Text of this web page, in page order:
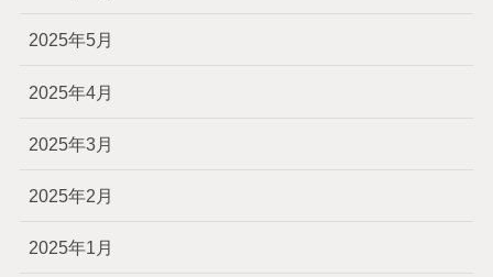
2025年5月
2025年4月
2025年3月
2025年2月
2025年1月